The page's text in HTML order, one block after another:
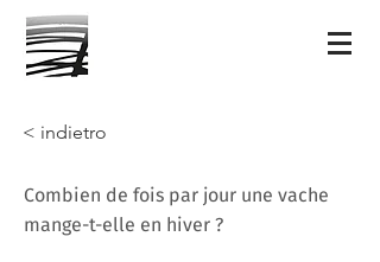
< indietro
Combien de fois par jour une vache
mange-t-elle en hiver ?